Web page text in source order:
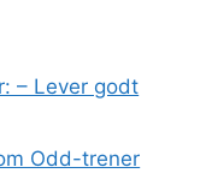
– Lever godt
Odd-trener